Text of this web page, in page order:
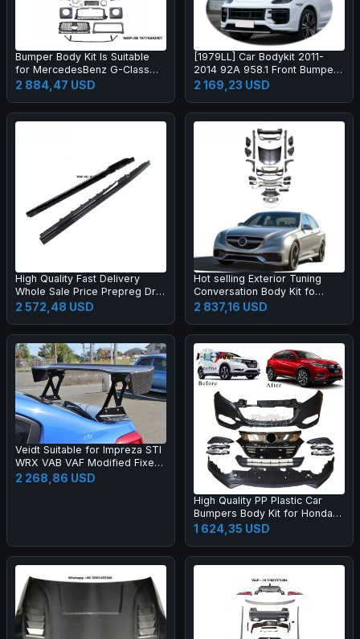
Bumper Body Kit Is Suitable
for MercedesBenz G-Class
W464 to W465 G63 OLD to
2 884,47 USD
[1979LL] Car Bodykit 2011-
2014 92A 958.1 Front Bumper
Upgrade to 2024 2025 Turbo
GT Style Body Kit for Cayenne
2 169,23 USD
High Quality Fast Delivery
Whole Sale Price Prepreg Dry
Carbon Fiber Performance
Side Skirts for R8 2019-2023
2 572,48 USD
Hot selling Exterior Tuning
Conversation Body Kit fo
2009-2012 Auto Parts Car
2 837,16 USD
Veidt Suitable for Impreza STI
WRX VAB VAF Modified Fixed
Wing EUR Model Carbon Fiber
GT Large Spoiler
2 268,86 USD
High Quality PP Plastic Car
Bumpers Body Kit for Honda
2015 HRV Vezel Upgrade 20
1 624,35 USD